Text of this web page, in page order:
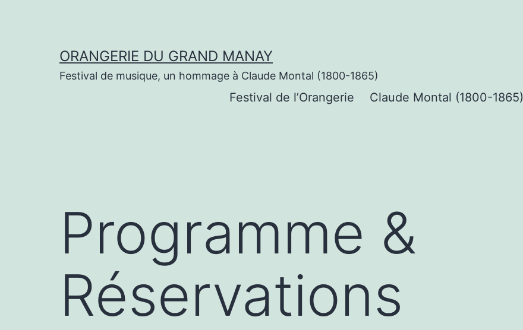
ORANGERIE DU GRAND MANAY
Festival de musique, un hommage à Claude Montal (1800-1865)
Festival de l’Orangerie Claude Montal (1800-1865)
Programme &
Réservations